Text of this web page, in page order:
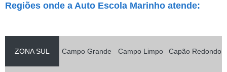
Regiões onde a Auto Escola Marinho atende:
ZONA SUL Campo Grande Campo Limpo Capão Redondo